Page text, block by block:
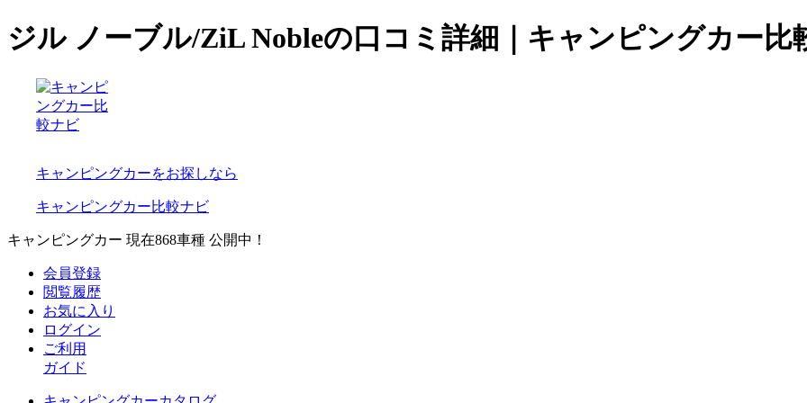
ジル ノーブル/ZiL Nobleの口コミ詳細｜キャンピングカー比
キャンピングカーをお探しなら
キャンピングカー比較ナビ
キャンピングカー 現在868車種 公開中！
会員登録
閲覧履歴
お気に入り
ログイン
ご利用
ガイド